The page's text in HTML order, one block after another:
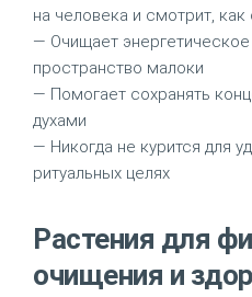
на человека и смотрит,
— Очищает энергетическое
пространство малоки
— Помогает сохранять
духами
— Никогда не курится для
ритуальных целях
Растения для
очищения и